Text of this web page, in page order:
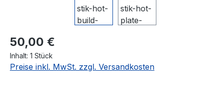
Regulärer Preis:
50,00 €
Inhalt: 1 Stück
Preise inkl. MwSt. zzgl. Versandkosten